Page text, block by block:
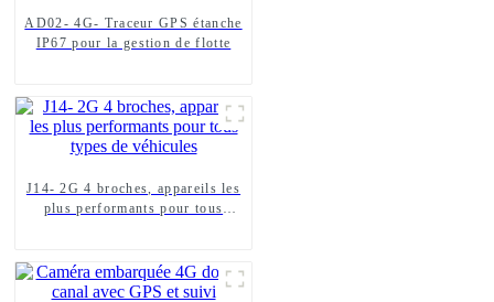
AD02- 4G- Traceur GPS étanche
IP67 pour la gestion de flotte
J14- 2G 4 broches, appareils les
plus performants pour tous